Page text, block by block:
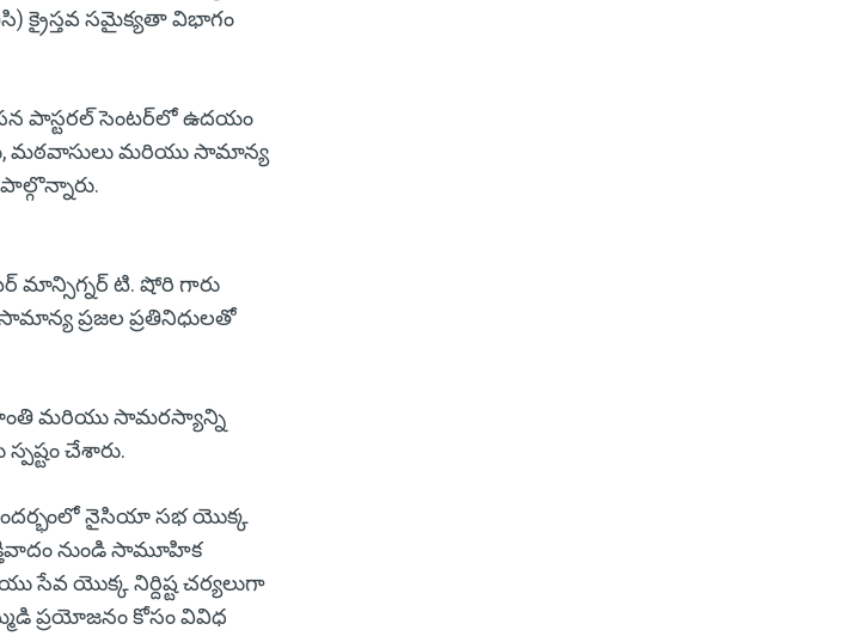
క్రైస్తవ సమైక్యతా విభాగం
పాస్టరల్ సెంటర్‌లో ఉదయం
మఠవాసులు మరియు సామాన్య
మాన్సిగ్నర్ టి. షోరి గారు
ప్రజల ప్రతినిధులతో
మరియు సామరస్యాన్ని
చేశారు.
నైసియా సభ యొక్క
నుండి సామూహిక
సేవ యొక్క నిర్దిష్ట చర్యలుగా
ప్రయోజనం కోసం వివిధ